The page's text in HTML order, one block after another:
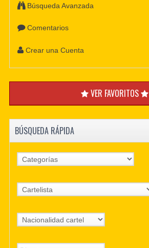
Búsqueda Avanzada
Comentarios
Crear una Cuenta
VER FAVORITOS
BÚSQUEDA RÁPIDA